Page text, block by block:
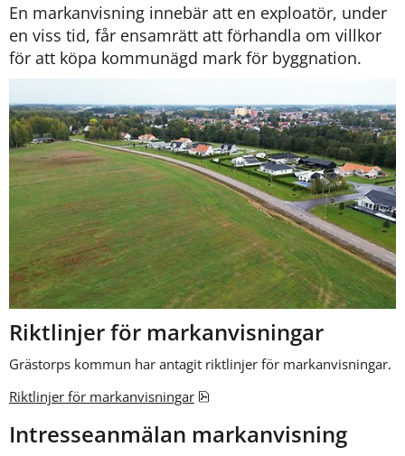
En markanvisning innebär att en exploatör, under
en viss tid, får ensamrätt att förhandla om villkor
för att köpa kommunägd mark för byggnation.
Riktlinjer för markanvisningar
Grästorps kommun har antagit riktlinjer för markanvisningar.
Riktlinjer för markanvisningar
pdf, 197 kB.
Intresseanmälan markanvisning